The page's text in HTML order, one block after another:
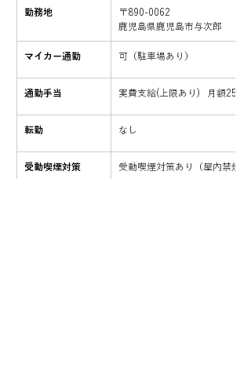
勤務地
〒890-0062
鹿児島県鹿児島市与次郎
マイカー通勤 可（駐車場あり）
通勤手当 実費支給(上限あり)   月額
転勤 なし
受動喫煙対策 受動喫煙対策あり（屋内禁煙）